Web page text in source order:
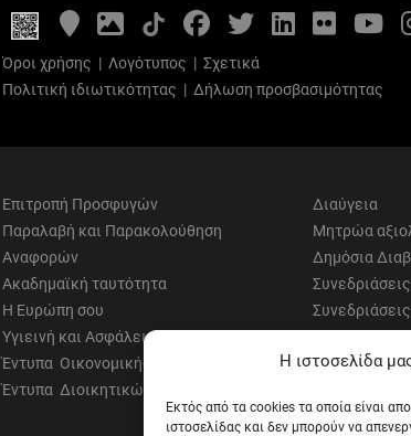
Η ιστοσελίδα
Εκτός από τα cookies τα οποία είναι
ιστοσελίδας και δεν μπορούν να
Google
Maps
Photo
Gallery
FacebookTwitterLinkedIn
Flickr
Όροι χρήσης | Λογότυπος | Σχετικά
Πολιτική ιδιωτικότητας | Δήλωση προσβασιμότητας
Επιτροπή Προσφυγών
Παραλαβή και Παρακολούθηση
Αναφορών
Ακαδημαϊκή ταυτότητα
Η Ευρώπη σου
Υγιεινή και Ασφάλεια
Έντυπα Οικονομικής Υπηρεσίας
Έντυπα Διοικητικών Υπηρεσιών
Διαύγεια
Μητρώα
Δημόσια